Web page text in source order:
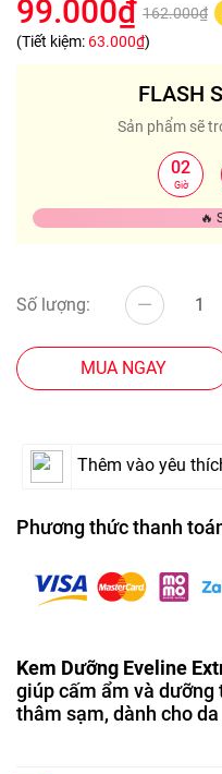
99.000₫ 162.000₫
(Tiết kiệm: 63.000₫)
FLASH
Sản phẩm sẽ
02
Giờ
🔥
Số lượng:
MUA NGAY
Thêm vào yêu
Phương thức thanh
Kem Dưỡng Eveline
giúp cấm ẩm và
thâm sạm, dành cho